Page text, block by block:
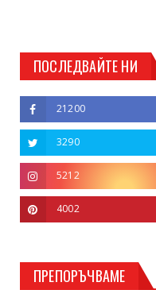
ПОСЛЕДВАЙТЕ НИ
21200
3290
5212
4002
ПРЕПОРЪЧВАМЕ